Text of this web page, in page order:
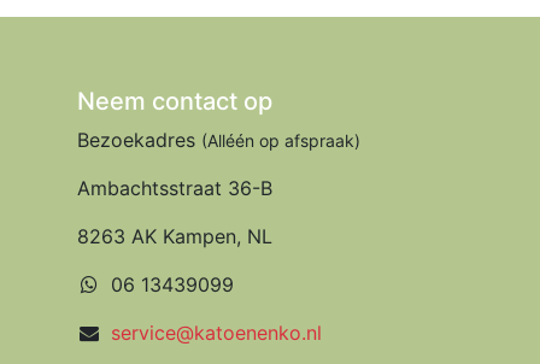
Neem contact op
Bezoekadres (Alléén op afspraak)
Ambachtsstraat 36-B
8263 AK Kampen, NL
06 13439099
service@katoenenko.nl